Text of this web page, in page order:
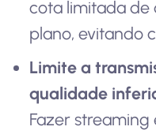
cota limitada de
plano, evitando
Limite a
qualidade
Fazer streaming